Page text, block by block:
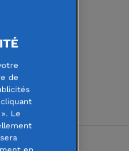
de
Le